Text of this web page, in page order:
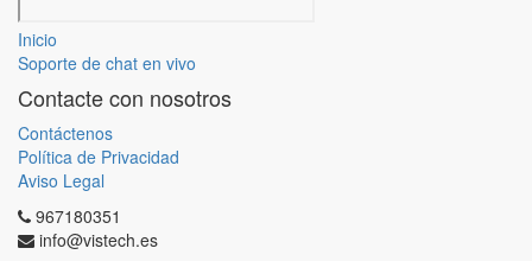
Inicio
Soporte de chat en vivo
Contacte con nosotros
Contáctenos
Política de Privacidad
Aviso Legal
967180351
info@vistech.es